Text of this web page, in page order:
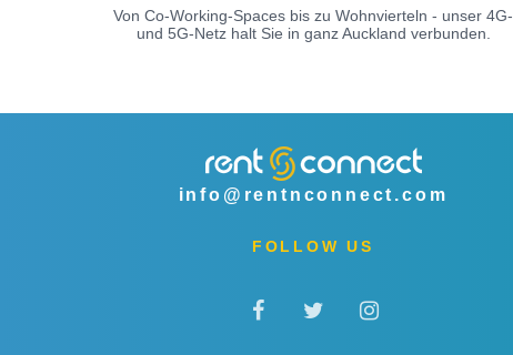
Von Co-Working-Spaces bis zu Wohnvierteln - unser 4G-
und 5G-Netz halt Sie in ganz Auckland verbunden.
info@rentnconnect.com
FOLLOW US